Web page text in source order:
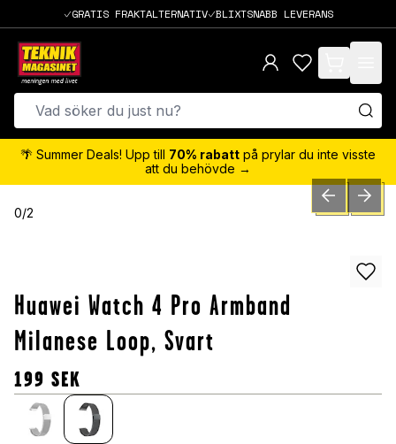
GRATIS FRAKTALTERNATIV BLIXTSNABB LEVERANS
items in cart,
🌴 Summer Deals! Upp till 70% rabatt på prylar du inte visste
att du behövde →
0/2 PREVIOUSNEXT
Huawei Watch 4 Pro Armband
Milanese Loop, Svart
199 SEK